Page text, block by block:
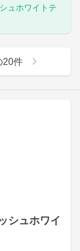
シュホワイ
ュホワイトテ
20件